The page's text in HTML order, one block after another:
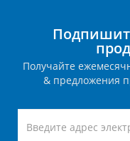
Получайте
& предложения